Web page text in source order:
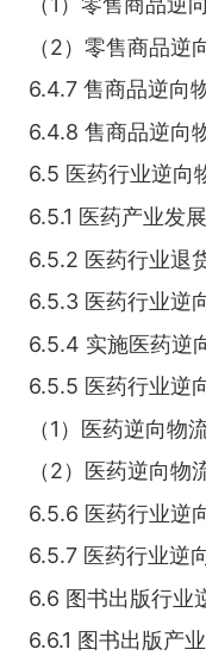
（2）零售商品逆
6.4.7 售商品逆向
6.4.8 售商品逆向
6.5 医药行业逆向
6.5.1 医药产业发
6.5.2 医药行业退
6.5.3 医药行业逆
6.5.4 实施医药逆
6.5.5 医药行业逆
（1）医药逆向物
（2）医药逆向物
6.5.6 医药行业逆
6.5.7 医药行业逆
6.6 图书出版行业
6.6.1 图书出版产